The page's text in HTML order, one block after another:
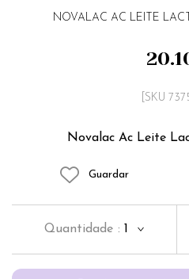
NOVALAC AC LEITE
Novalac Ac Leite
[SKU
Guardar
Quantidade : 1